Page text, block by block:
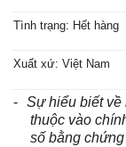
Tình trạng: Hết hàng
Xuất xứ: Việt Nam
- Sự hiểu biết về
thuộc vào
số bằng